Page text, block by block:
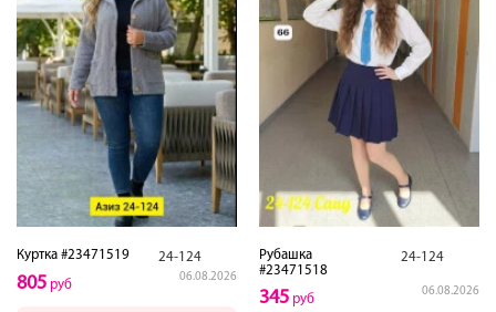
Куртка #23471519 24-124
06.08.2026
805 руб
Рубашка
#23471518
24-124
06.08.2026
345 руб